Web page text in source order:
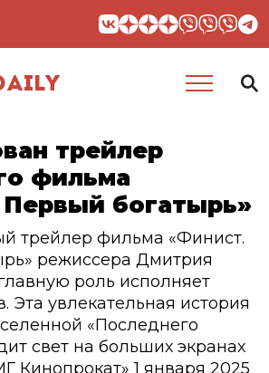
трейлер
фильма
богатырь»
трейлер фильма «Финист.
режиссера Дмитрия
роль исполняет
Эта увлекательная история
«Последнего
свет на больших экранах
Кинопрокат» 1 января 2025